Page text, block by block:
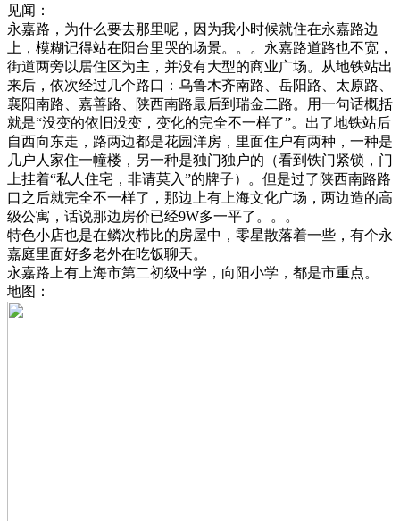
见闻：
永嘉路，为什么要去那里呢，因为我小时候就住在永嘉路边
上，模糊记得站在阳台里哭的场景。。。永嘉路道路也不宽，
街道两旁以居住区为主，并没有大型的商业广场。从地铁站出
来后，依次经过几个路口：乌鲁木齐南路、岳阳路、太原路、
襄阳南路、嘉善路、陕西南路最后到瑞金二路。用一句话概括
就是“没变的依旧没变，变化的完全不一样了”。出了地铁站后
自西向东走，路两边都是花园洋房，里面住户有两种，一种是
几户人家住一幢楼，另一种是独门独户的（看到铁门紧锁，门
上挂着“私人住宅，非请莫入”的牌子）。但是过了陕西南路路
口之后就完全不一样了，那边上有上海文化广场，两边造的高
级公寓，话说那边房价已经9W多一平了。。。
特色小店也是在鳞次栉比的房屋中，零星散落着一些，有个永
嘉庭里面好多老外在吃饭聊天。
永嘉路上有上海市第二初级中学，向阳小学，都是市重点。
地图：